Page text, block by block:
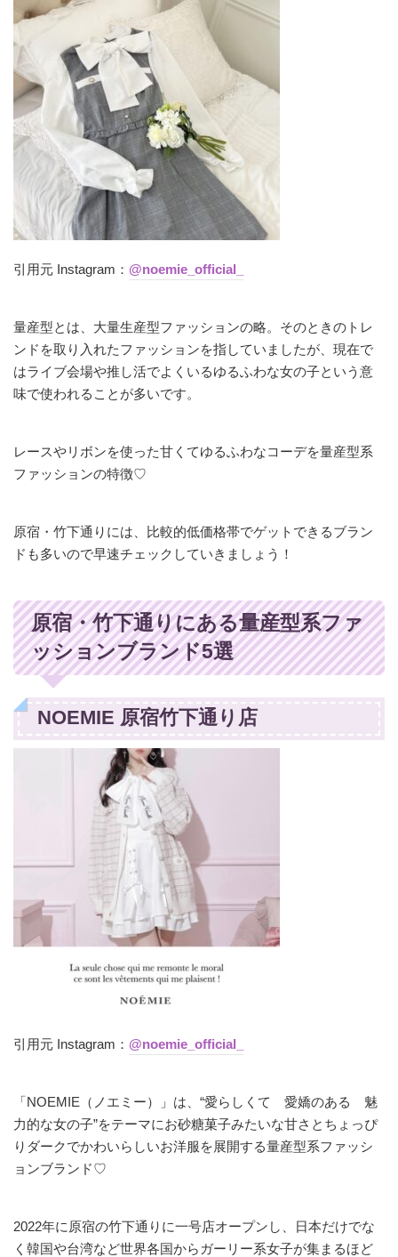
引用元 Instagram： @noemie_official_
量産型とは、大量生産型ファッションの略。そのときのトレ
ンドを取り入れたファッションを指していましたが、現在で
はライブ会場や推し活でよくいるゆるふわな女の子という意
味で使われることが多いです。
レースやリボンを使った甘くてゆるふわなコーデを量産型系
ファッションの特徴♡
原宿・竹下通りには、比較的低価格帯でゲットできるブラン
ドも多いので早速チェックしていきましょう！
原宿・竹下通りにある量産型系ファ
ッションブランド5選
NOEMIE 原宿竹下通り店
引用元 Instagram： @noemie_official_
「NOEMIE（ノエミー）」は、“愛らしくて 愛嬌のある 魅
力的な女の子”をテーマにお砂糖菓子みたいな甘さとちょっぴ
りダークでかわいらしいお洋服を展開する量産型系ファッシ
ョンブランド♡
2022年に原宿の竹下通りに一号店オープンし、日本だけでな
く韓国や台湾など世界各国からガーリー系女子が集まるほど